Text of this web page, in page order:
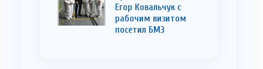
Егор Ковальчук с
рабочим визитом
посетил БМЗ